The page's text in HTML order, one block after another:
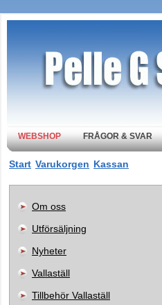
WEBSHOP FRÅGOR & SVAR
Start Varukorgen Kassan
Om oss
Utförsäljning
Nyheter
Vallaställ
Tillbehör Vallaställ